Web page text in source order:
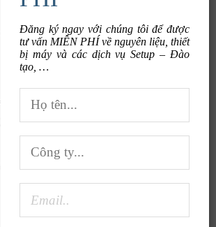
Xuân La, Tây Hồ, Hà Nội
KINH DOANH:077 906 1111
sử dụng |Chính sách bảo mật |FAQ